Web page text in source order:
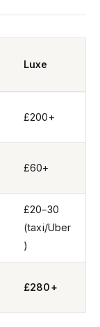
Luxe
£200+
£60+
£20–30
(taxi/Uber
)
£280+